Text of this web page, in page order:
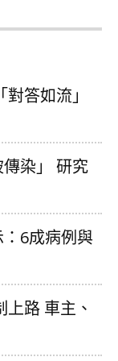
答如流」
染」 研究
6成病例與
路 車主、